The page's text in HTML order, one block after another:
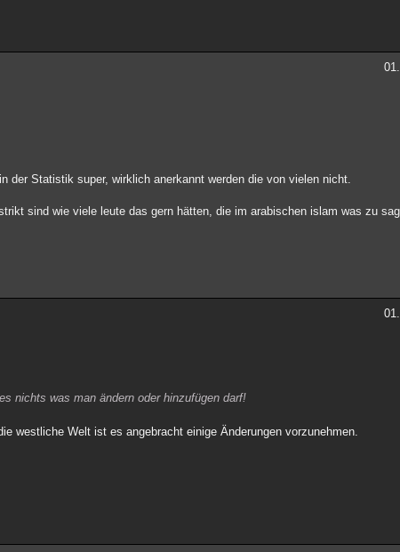
der Statistik super, wirklich anerkannt werden die von vielen nicht.
sind wie viele leute das gern hätten, die im arabischen islam was zu
nichts was man ändern oder hinzufügen darf!
westliche Welt ist es angebracht einige Änderungen vorzunehmen.